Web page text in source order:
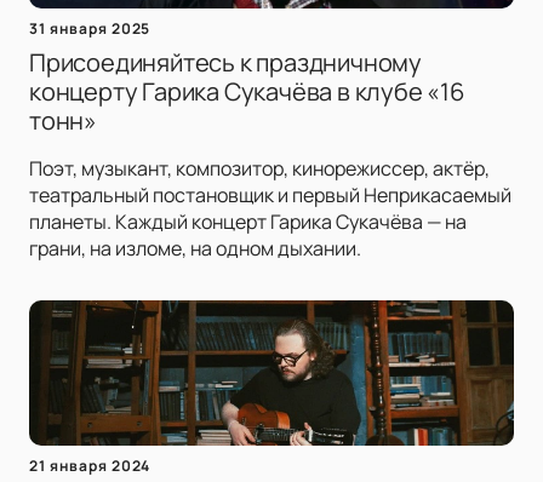
31 января 2025
Присоединяйтесь к праздничному
концерту Гарика Сукачёва в клубе «16
тонн»
Поэт, музыкант, композитор, кинорежиссер, актёр,
театральный постановщик и первый Неприкасаемый
планеты. Каждый концерт Гарика Сукачёва — на
грани, на изломе, на одном дыхании.
21 января 2024